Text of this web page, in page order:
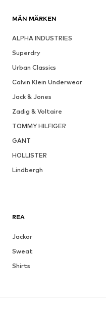
MÄN MÄRKEN
ALPHA INDUSTRIES
Superdry
Urban Classics
Calvin Klein Underwear
Jack & Jones
Zadig & Voltaire
TOMMY HILFIGER
GANT
HOLLISTER
Lindbergh
REA
Jackor
Sweat
Shirts